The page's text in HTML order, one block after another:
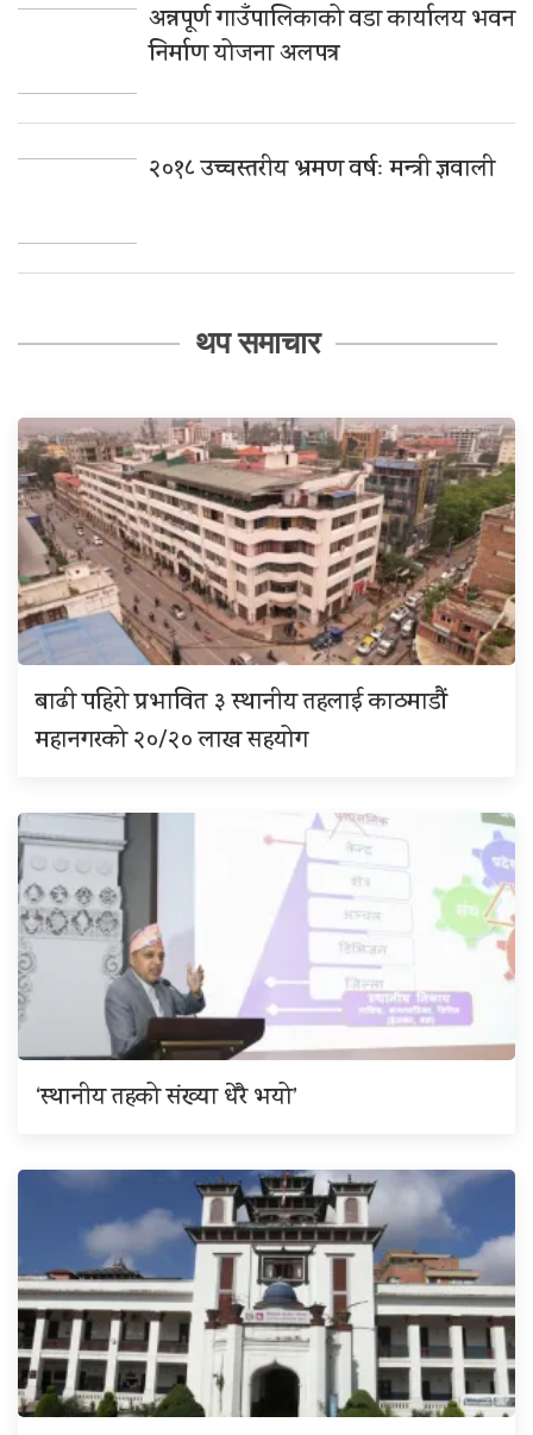
अन्नपूर्ण गाउँपालिकाको वडा कार्यालय भवन
निर्माण योजना अलपत्र
२०१८ उच्चस्तरीय भ्रमण वर्षः मन्त्री ज्ञवाली
थप समाचार
बाढी पहिरो प्रभावित ३ स्थानीय तहलाई काठमाडौं
महानगरको २०/२० लाख सहयोग
‘स्थानीय तहको संख्या धेरै भयो’